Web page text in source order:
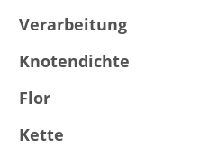
Verarbeitung
Knotendichte
Flor
Kette